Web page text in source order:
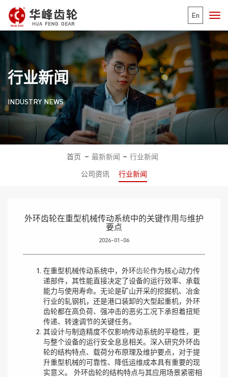
En
行业新闻
INDUSTRY NEWS
首页 最新新闻
行业新闻
公司资讯
行业新闻
外环齿轮在重型机械传动系统中的关键作用与维护
要点
2026-01-06
在重型机械传动系统中，外环齿轮作为核心动力传
递部件，其性能直接决定了设备的运行效率、承载
能力与使用寿命。无论是矿山开采的挖掘机、冶金
行业的轧钢机，还是港口装卸的大型起重机，外环
齿轮都在高负荷、强冲击的恶劣工况下承担着扭矩
传递、转速调节的关键任务。
其设计与制造精度不仅影响传动系统的平稳性，更
与整个设备的运行安全息息相关。深入研究外环齿
轮的结构特点、载荷分布原理及维护要点，对于提
升重型机械的可靠性、降低运维成本具有重要的现
实意义。 外环齿轮的结构特点与其应用场景紧密相